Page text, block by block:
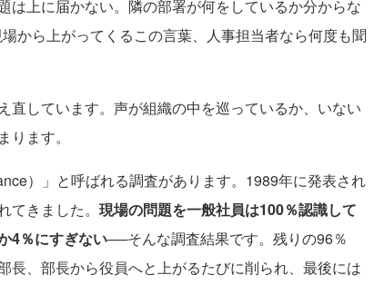
は上に届かない。隣の部署が何をしているか分からな
から上がってくるこの言葉、人事担当者なら何度も聞
直しています。声が組織の中を巡っているか、いない
ます。
）」と呼ばれる調査があります。1989年に発表され
きました。 現場の問題を一般社員は100％認識して
4％にすぎない──そんな調査結果です。残りの96％
長、部長から役員へと上がるたびに削られ、最後には